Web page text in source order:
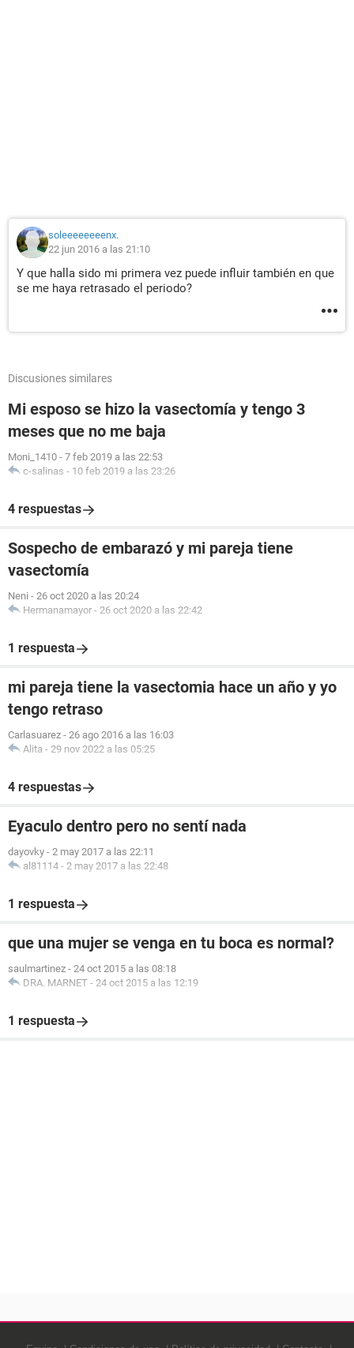
soleeeeeeeenx.
22 jun 2016 a las 21:10
Y que halla sido mi primera vez puede influir también en que
se me haya retrasado el periodo?
Discusiones similares
Mi esposo se hizo la vasectomía y tengo 3
meses que no me baja
Moni_1410 - 7 feb 2019 a las 22:53
c-salinas - 10 feb 2019 a las 23:26
4 respuestas
Sospecho de embarazó y mi pareja tiene
vasectomía
Neni - 26 oct 2020 a las 20:24
Hermanamayor - 26 oct 2020 a las 22:42
1 respuesta
mi pareja tiene la vasectomia hace un año y yo
tengo retraso
Carlasuarez - 26 ago 2016 a las 16:03
Alita - 29 nov 2022 a las 05:25
4 respuestas
Eyaculo dentro pero no sentí nada
dayovky - 2 may 2017 a las 22:11
al81114 - 2 may 2017 a las 22:48
1 respuesta
que una mujer se venga en tu boca es normal?
saulmartinez - 24 oct 2015 a las 08:18
DRA. MARNET - 24 oct 2015 a las 12:19
1 respuesta